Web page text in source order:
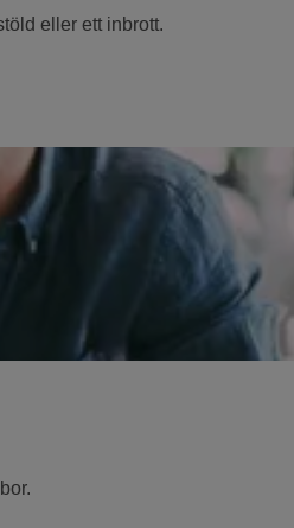
eller ett inbrott.